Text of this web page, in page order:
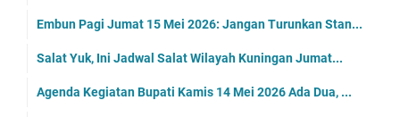
Embun Pagi Jumat 15 Mei 2026: Jangan Turunkan Stan...
Salat Yuk, Ini Jadwal Salat Wilayah Kuningan Jumat...
Agenda Kegiatan Bupati Kamis 14 Mei 2026 Ada Dua, ...